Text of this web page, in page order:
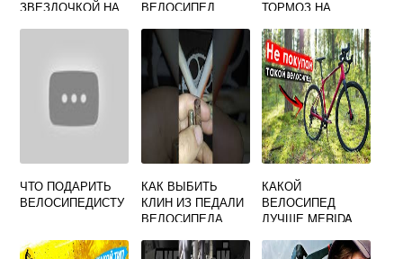
ЗВЕЗДОЧКОЙ НА
ВЕЛОСИПЕД
ТОРМОЗ НА
ЧТО ПОДАРИТЬ
ВЕЛОСИПЕДИСТУ
КАК ВЫБИТЬ
КЛИН ИЗ ПЕДАЛИ
ВЕЛОСИПЕДА
КАКОЙ
ВЕЛОСИПЕД
ЛУЧШЕ MERIDA